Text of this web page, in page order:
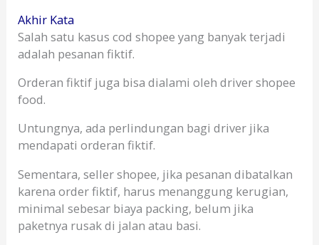
Akhir Kata
Salah satu kasus cod shopee yang banyak terjadi
adalah pesanan fiktif.
Orderan fiktif juga bisa dialami oleh driver shopee
food.
Untungnya, ada perlindungan bagi driver jika
mendapati orderan fiktif.
Sementara, seller shopee, jika pesanan dibatalkan
karena order fiktif, harus menanggung kerugian,
minimal sebesar biaya packing, belum jika
paketnya rusak di jalan atau basi.